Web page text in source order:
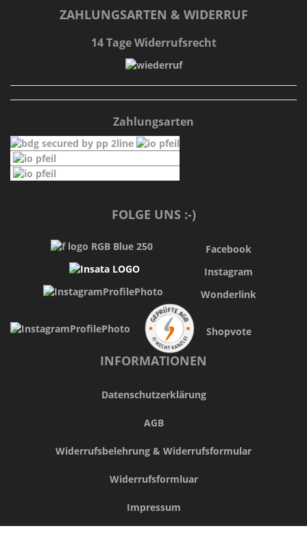
ZAHLUNGSARTEN & WIDERRUF
14 Tage Widerrufsrecht
Zahlungsarten
FOLGE UNS :-)
Facebook
Instagram
Wonderlink
Shopvote
INFORMATIONEN
Datenschutzerklärung
AGB
Widerrufsbelehrung & Widerrufsformular
Widerrufsformluar
Impressum